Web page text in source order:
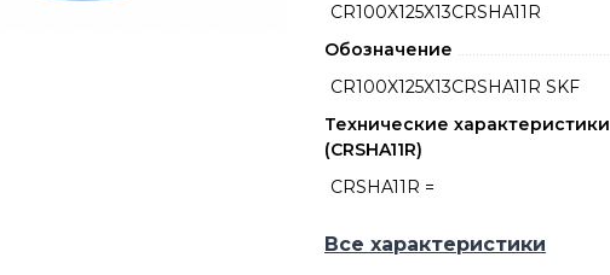
CR100X125X13CRSHA11R
Обозначение
CR100X125X13CRSHA11R SKF
Технические характеристики
(CRSHA11R)
CRSHA11R =
Все характеристики